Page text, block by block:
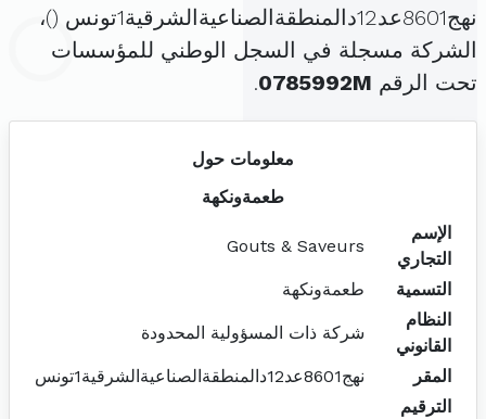
نهج8601عد12دالمنطقةالصناعيةالشرقية1تونس (
)،
الشركة مسجلة في السجل الوطني للمؤسسات
تحت الرقم 0785992M
.
معلومات حول
طعمةونكهة
الإسم
التجاري
Gouts & Saveurs
التسمية
طعمةونكهة
النظام
القانوني
شركة ذات المسؤولية المحدودة
المقر
نهج8601عد12دالمنطقةالصناعيةالشرقية1تونس
الترقيم